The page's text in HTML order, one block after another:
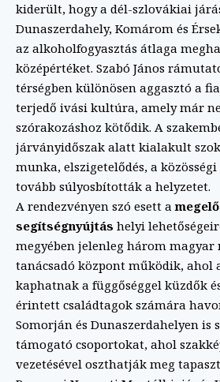
kiderült, hogy a dél-szlovákiai
Dunaszerdahely, Komárom és
az alkoholfogyasztás átlaga
középértéket. Szabó János
térségben különösen aggasztó a
terjedő ivási kultúra, amely már
szórakozáshoz kötődik. A
járványidőszak alatt kialakult
munka, elszigetelődés, a
tovább súlyosbították a helyzetet.
A rendezvényen szó esett a
segítségnyújtás helyi
megyében jelenleg három magyar
tanácsadó központ működik, ahol
kaphatnak a függőséggel küzdők
érintett családtagok számára
Somorján és Dunaszerdahelyen is
támogató csoportokat, ahol
vezetésével oszthatják meg